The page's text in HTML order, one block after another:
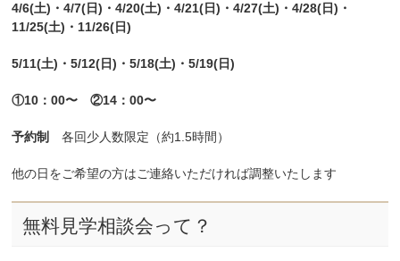
4/6(土)・4/7(日)・4/20(土)・4/21(日)・4/27(土)・4/28(日)・
11/25(土)・11/26(日)
5/11(土)・5/12(日)・5/18(土)・5/19(日)
①10：00〜 ②14：00〜
予約制 各回少人数限定（約1.5時間）
他の日をご希望の方はご連絡いただければ調整いたします
無料見学相談会って？